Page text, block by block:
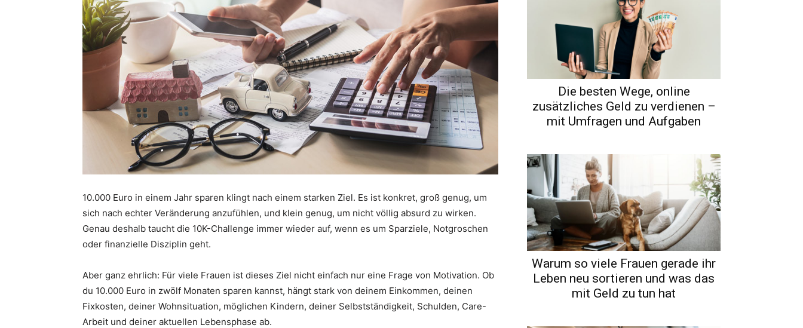
10.000 Euro in einem Jahr sparen klingt nach einem starken Ziel. Es ist konkret, groß genug, um
sich nach echter Veränderung anzufühlen, und klein genug, um nicht völlig absurd zu wirken.
Genau deshalb taucht die 10K-Challenge immer wieder auf, wenn es um Sparziele, Notgroschen
oder finanzielle Disziplin geht.
Aber ganz ehrlich: Für viele Frauen ist dieses Ziel nicht einfach nur eine Frage von Motivation. Ob
du 10.000 Euro in zwölf Monaten sparen kannst, hängt stark von deinem Einkommen, deinen
Fixkosten, deiner Wohnsituation, möglichen Kindern, deiner Selbstständigkeit, Schulden, Care-
Arbeit und deiner aktuellen Lebensphase ab.
Die besten Wege, online
zusätzliches Geld zu verdienen –
mit Umfragen und Aufgaben
Warum so viele Frauen gerade ihr
Leben neu sortieren und was das
mit Geld zu tun hat